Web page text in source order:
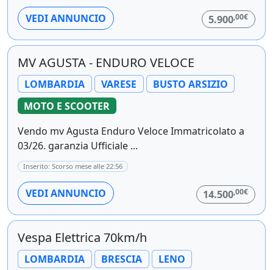
VEDI ANNUNCIO 5.900,00€
MV AGUSTA - ENDURO VELOCE
LOMBARDIA VARESE
BUSTO ARSIZIO
MOTO E SCOOTER
Vendo mv Agusta Enduro Veloce Immatricolato a
03/26. garanzia Ufficiale ...
Inserito: Scorso mese alle 22:56
VEDI ANNUNCIO 14.500,00€
Vespa Elettrica 70km/h
LOMBARDIA BRESCIA
LENO